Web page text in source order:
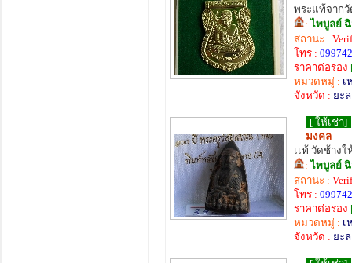
พระแท้จาก
: ไพบูลย์
สถานะ :
โทร :
ราคาต่อรอง
หมวดหมู่ : เ
จังหวัด : ยะ
[ ให้เช่า]
มงคล
เเท้ วัดช้างใ
: ไพบูลย์
สถานะ :
โทร :
ราคาต่อรอง
หมวดหมู่ : เ
จังหวัด : ยะ